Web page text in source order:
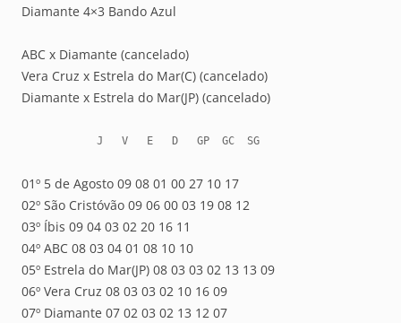
Diamante 4×3 Bando Azul
ABC x Diamante (cancelado)
Vera Cruz x Estrela do Mar(C) (cancelado)
Diamante x Estrela do Mar(JP) (cancelado)
            J   V   E   D   GP  GC  SG
01º 5 de Agosto 09 08 01 00 27 10 17
02º São Cristóvão 09 06 00 03 19 08 12
03º Íbis 09 04 03 02 20 16 11
04º ABC 08 03 04 01 08 10 10
05º Estrela do Mar(JP) 08 03 03 02 13 13 09
06º Vera Cruz 08 03 03 02 10 16 09
07º Diamante 07 02 03 02 13 12 07